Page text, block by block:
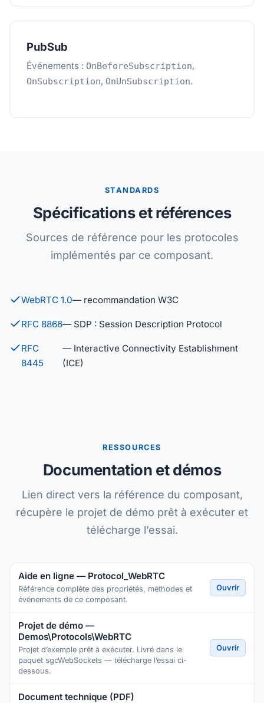
PubSub
Événements : OnBeforeSubscription,
OnSubscription, OnUnSubscription.
STANDARDS
Spécifications et références
Sources de référence pour les protocoles
implémentés par ce composant.
WebRTC 1.0— recommandation W3C
RFC 8866— SDP : Session Description Protocol
RFC
8445
— Interactive Connectivity Establishment
(ICE)
RESSOURCES
Documentation et démos
Lien direct vers la référence du composant,
récupère le projet de démo prêt à exécuter et
télécharge l’essai.
Aide en ligne — Protocol_WebRTC
Référence complète des propriétés, méthodes et
événements de ce composant.
Ouvrir
Projet de démo —
Demos\Protocols\WebRTC
Projet d’exemple prêt à exécuter. Livré dans le
paquet sgcWebSockets — télécharge l’essai ci-
dessous.
Ouvrir
Document technique (PDF)